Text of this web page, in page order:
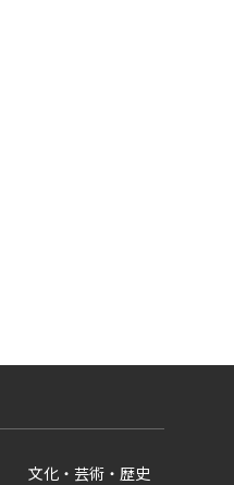
文化・芸術・歴史